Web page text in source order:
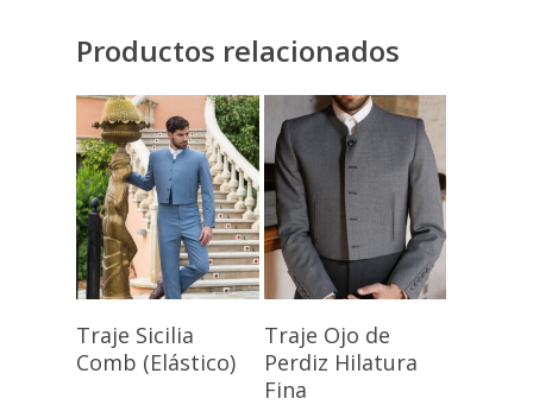
Productos relacionados
Seleccionar
Opciones
Traje Sicilia
Comb (Elástico)
Seleccionar
Opciones
Traje Ojo de
Perdiz Hilatura
Fina